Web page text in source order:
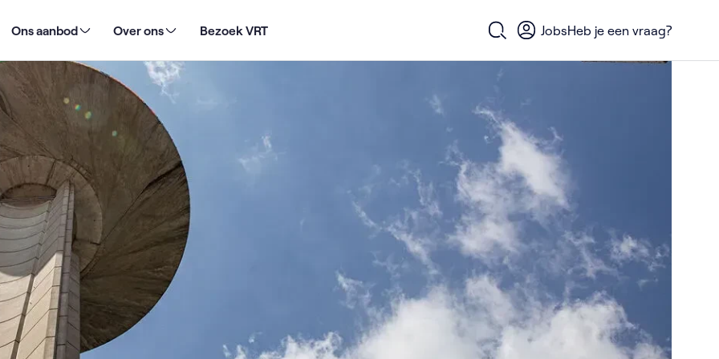
Ons aanbod Over ons Bezoek VRT
Open zoekformulier
JobsHeb je een vraag?
af en neemt voortouw met strikter beleid